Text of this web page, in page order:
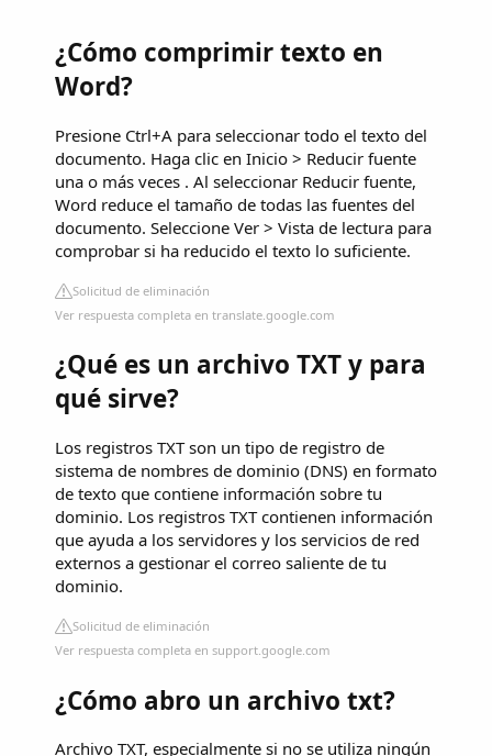
¿Cómo comprimir texto en
Word?
Presione Ctrl+A para seleccionar todo el texto del
documento. Haga clic en Inicio > Reducir fuente
una o más veces . Al seleccionar Reducir fuente,
Word reduce el tamaño de todas las fuentes del
documento. Seleccione Ver > Vista de lectura para
comprobar si ha reducido el texto lo suficiente.
Solicitud de eliminación
Ver respuesta completa en translate.google.com
¿Qué es un archivo TXT y para
qué sirve?
Los registros TXT son un tipo de registro de
sistema de nombres de dominio (DNS) en formato
de texto que contiene información sobre tu
dominio. Los registros TXT contienen información
que ayuda a los servidores y los servicios de red
externos a gestionar el correo saliente de tu
dominio.
Solicitud de eliminación
Ver respuesta completa en support.google.com
¿Cómo abro un archivo txt?
Archivo TXT, especialmente si no se utiliza ningún